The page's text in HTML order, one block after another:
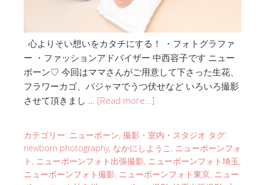
心よりそい想いをカタチにする！ ・フォトグラファ
ー ・ファッションアドバイザー 中西容子です ニュー
ボーン♡ 今回はママさんがご用意して下さった生花、
フラワーカゴ、パジャマでうつ伏せなど いろいろ撮影
させて頂きまし … [Read more…]
カテゴリー: ニューボーン, 撮影・室内・スタジオ タグ:
newborn photography, なかにしようこ , ニューボーンフォ
ト , ニューボーンフォト出張撮影, ニューボーンフォト埼玉,
ニューボーンフォト撮影, ニューボーンフォト東京, ニュー